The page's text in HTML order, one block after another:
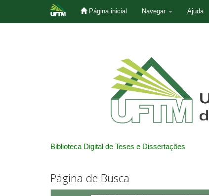
Página inicial Navegar Ajuda
Biblioteca Digital de Teses e Dissertações
Página de Busca